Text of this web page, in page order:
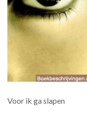
Voor ik ga slapen